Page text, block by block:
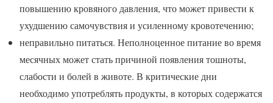
повышению кровяного давления, что может привести к
ухудшению самочувствия и усиленному кровотечению;
неправильно питаться. Неполноценное питание во время
месячных может стать причиной появления тошноты,
слабости и болей в животе. В критические дни
необходимо употреблять продукты, в которых содержатся